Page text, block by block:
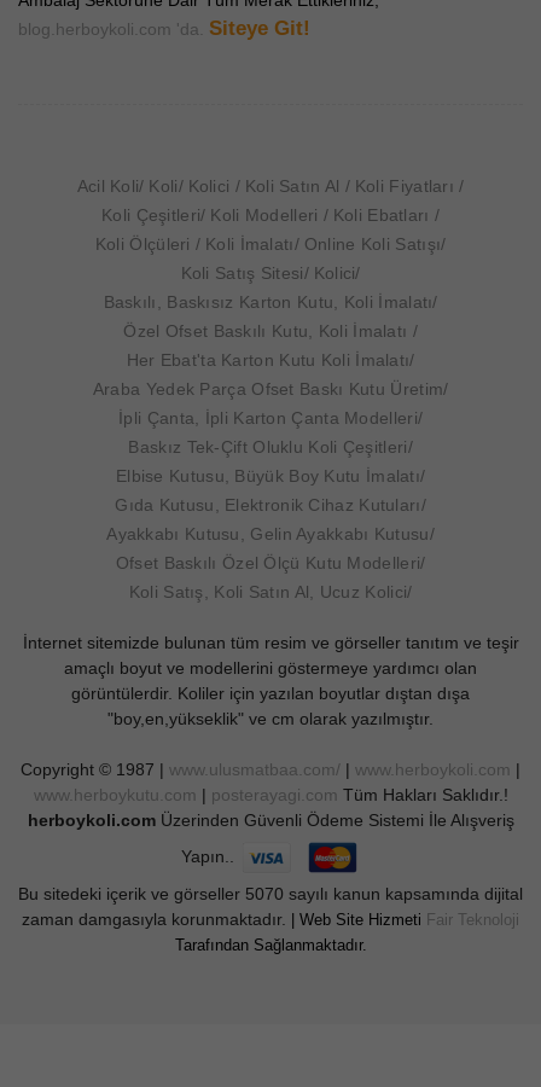
blog.herboykoli.com 'da.
Siteye Git!
Acil Koli Koli Kolici Koli Satın Al
Koli Fiyatları
Koli Çeşitleri Koli Modelleri
Koli Ebatları
Koli Ölçüleri Koli İmalatı
Online Koli Satışı
Koli Satış Sitesi
Kolici
Baskılı, Baskısız Karton Kutu, Koli İmalatı
Özel Ofset Baskılı Kutu, Koli İmalatı
Her Ebat'ta Karton Kutu Koli İmalatı
Araba Yedek Parça Ofset Baskı Kutu Üretim
İpli Çanta, İpli Karton Çanta Modelleri
Baskız Tek-Çift Oluklu Koli Çeşitleri
Elbise Kutusu, Büyük Boy Kutu İmalatı
Gıda Kutusu, Elektronik Cihaz Kutuları
Ayakkabı Kutusu, Gelin Ayakkabı Kutusu
Ofset Baskılı Özel Ölçü Kutu Modelleri
Koli Satış, Koli Satın Al, Ucuz Kolici
İnternet sitemizde bulunan tüm resim ve görseller tanıtım ve teşir
amaçlı boyut ve modellerini göstermeye yardımcı olan
görüntülerdir. Koliler için yazılan boyutlar dıştan dışa
"boy,en,yükseklik" ve cm olarak yazılmıştır.
Copyright © 1987 | www.ulusmatbaa.com/ | www.herboykoli.com |
www.herboykutu.com | posterayagi.com Tüm Hakları Saklıdır.!
herboykoli.comÜzerinden Güvenli Ödeme Sistemi İle Alışveriş
Yapın..
Bu sitedeki içerik ve görseller 5070 sayılı kanun kapsamında dijital
zaman damgasıyla korunmaktadır.
| Web Site Hizmeti Fair Teknoloji
Tarafından Sağlanmaktadır.